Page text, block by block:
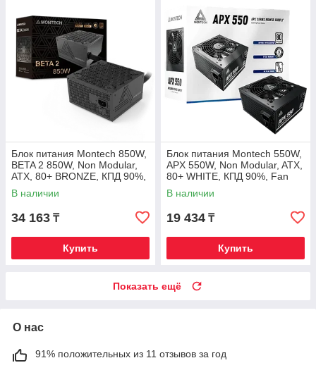
Блок питания Montech 850W,
BETA 2 850W, Non Modular,
ATX, 80+ BRONZE, КПД 90%,
Fan 120mm, Черный
В наличии
34 163 ₸
Купить
Блок питания Montech 550W,
APX 550W, Non Modular, ATX,
80+ WHITE, КПД 90%, Fan
120mm, Черный
В наличии
19 434 ₸
Купить
Показать ещё
О нас
91% положительных из 11 отзывов за год